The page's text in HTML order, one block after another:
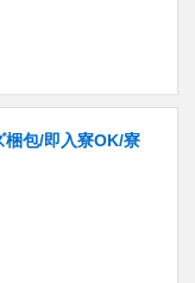
梱包/即入寮OK/寮